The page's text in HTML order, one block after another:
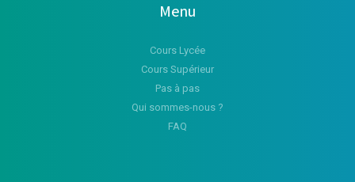
Menu
Cours Lycée
Cours Supérieur
Pas à pas
Qui sommes-nous ?
FAQ